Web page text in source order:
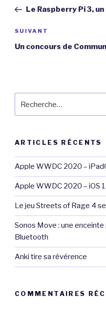
l’article
précédent
Le Raspberry Pi 3,
Article
suivant
SUIVANT
Un concours de
pour
ARTICLES RÉCENTS
Apple WWDC 2020 –
Apple WWDC 2020 – iOS
Le jeu Streets of Rage 4
Sonos Move : une
Bluetooth
Anki tire sa révérence
COMMENTAIRES